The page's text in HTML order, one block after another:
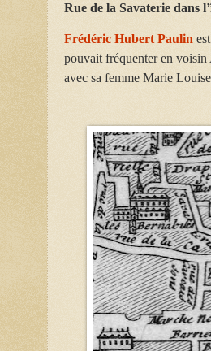
Rue de la Savaterie dans
Frédéric Hubert Paulin
pouvait fréquenter en voisin
avec sa femme Marie